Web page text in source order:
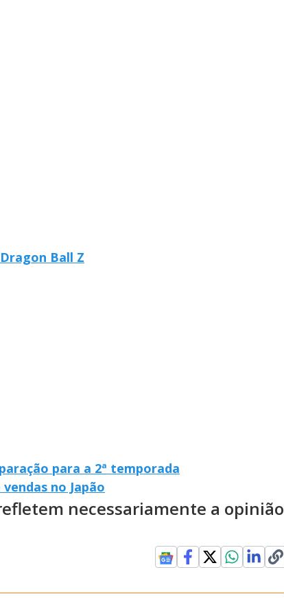
Ball Z
para a 2ª temporada
no Japão
necessariamente a opinião